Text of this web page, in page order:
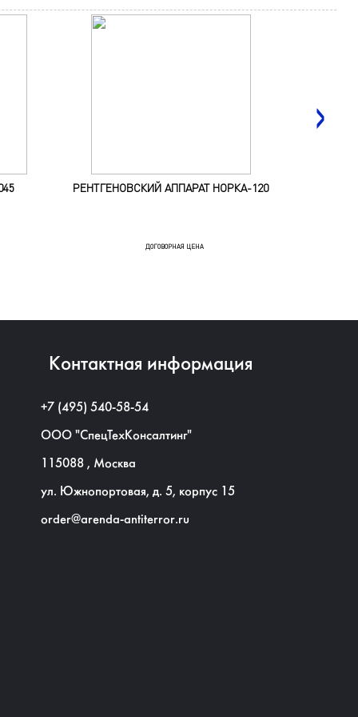
РЕНТГЕНОВСКИЙ АППАРАТ НОРКА-120
ДОГОВОРНАЯ ЦЕНА
Контактная информация
+7 (495) 540-58-54
ООО "СпецТехКонсалтинг"
115088 , Москва
ул. Южнопортовая, д. 5, корпус 15
order@arenda-antiterror.ru